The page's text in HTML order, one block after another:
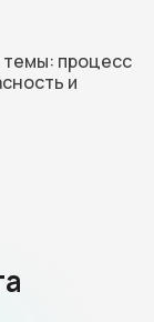
процесс
и